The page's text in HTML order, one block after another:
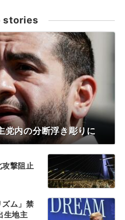
stories
党内の分断浮き彫りに
撃阻止
ズム」禁
生地主